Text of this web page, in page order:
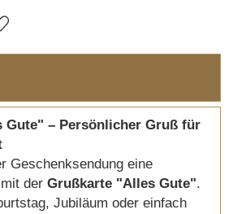
Gute" – Persönlicher Gruß für
Geschenksendung eine
der Grußkarte "Alles Gute".
Jubiläum oder einfach